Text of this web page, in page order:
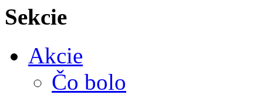
Sekcie
Akcie
Čo bolo